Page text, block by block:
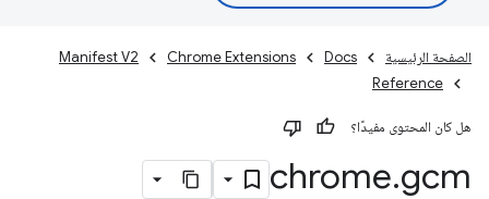
الصفحة الرئيسية Docs
Chrome Extensions
Manifest V2
Reference
هل كان المحتوى مفيدًا؟
chrome.gcm